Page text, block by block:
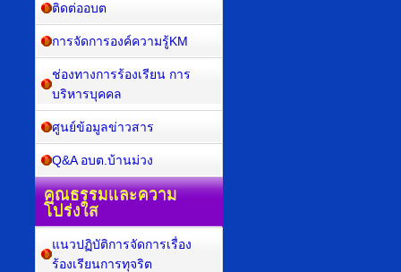
ติดต่ออบต
การจัดการองค์ความรู้KM
ช่องทางการร้องเรียน การ
บริหารบุคคล
ศูนย์ข้อมูลข่าวสาร
Q&A อบต.บ้านม่วง
คุณธรรมและความ
โปร่งใส
แนวปฏิบัติการจัดการเรื่อง
ร้องเรียนการทุจริต